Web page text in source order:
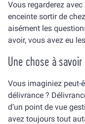
Vous regarderez
enceinte sortir de
aisément les
avoir, vous avez eu
Une chose à
Vous imaginiez peut-
délivrance ?
d’un point de vue
avez toujours tout